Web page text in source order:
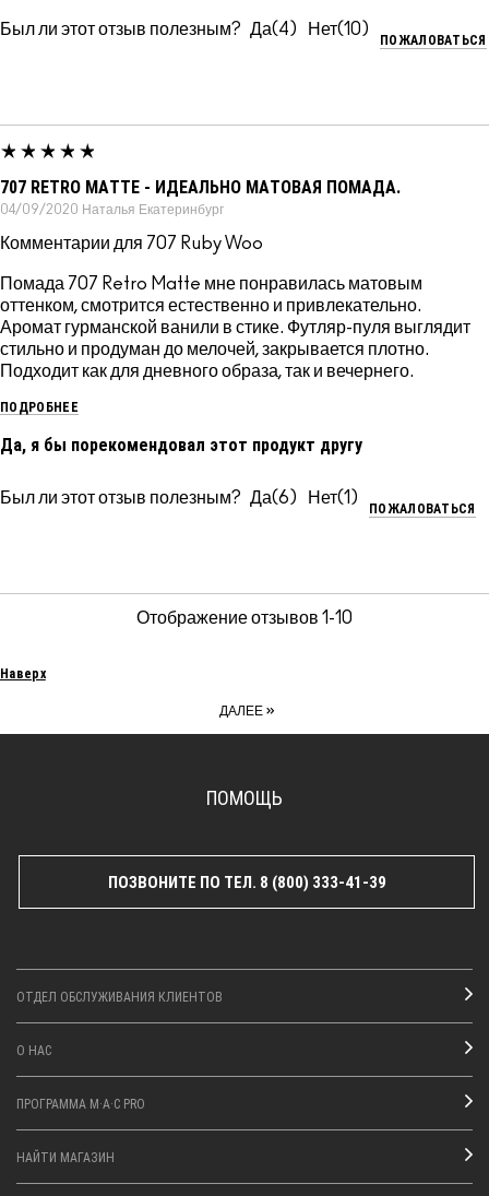
Был ли этот отзыв полезным? 4 10
ПОЖАЛОВАТЬСЯ
707 RETRO MATTE - ИДЕАЛЬНО МАТОВАЯ ПОМАДА.
04/09/2020 Наталья Екатеринбург
Комментарии для 707 Ruby Woo
Помада 707 Retro Matte мне понравилась матовым
оттенком, смотрится естественно и привлекательно.
Аромат гурманской ванили в стике. Футляр-пуля выглядит
стильно и продуман до мелочей, закрывается плотно.
Подходит как для дневного образа, так и вечернего.
ПОДРОБНЕЕ
Да, я бы порекомендовал этот продукт другу
Был ли этот отзыв полезным? 6 1
ПОЖАЛОВАТЬСЯ
Отображение отзывов 1-10
Наверх
ДАЛЕЕ »
ПОМОЩЬ
ПОЗВОНИТЕ ПО ТЕЛ. 8 (800) 333-41-39
ОТДЕЛ ОБСЛУЖИВАНИЯ КЛИЕНТОВ
О НАС
ПРОГРАММА M·A·C PRO
НАЙТИ МАГАЗИН